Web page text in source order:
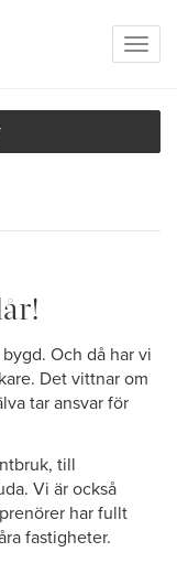
Och då har vi
Det vittnar om
tar ansvar för
till
Vi är också
har fullt
fastigheter.